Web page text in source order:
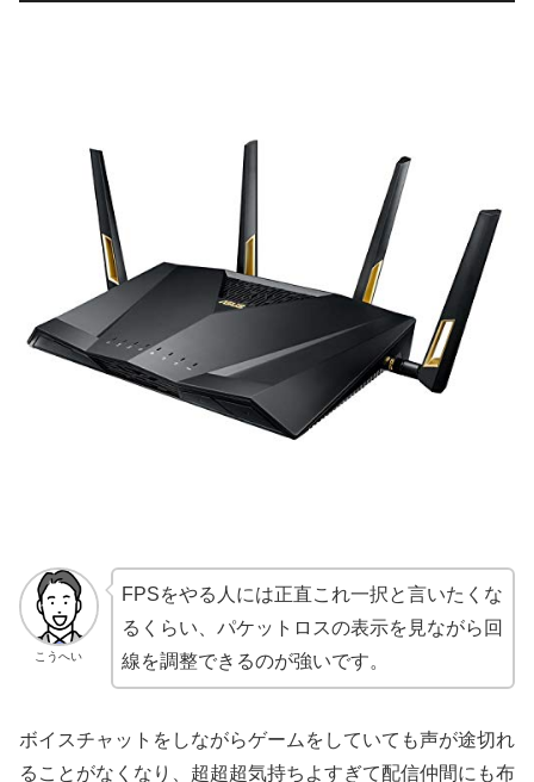
こうへい
FPSをやる人には正直これ一択と言いたくな
るくらい、パケットロスの表示を見ながら回
線を調整できるのが強いです。
ボイスチャットをしながらゲームをしていても声が途切れ
ることがなくなり、超超超気持ちよすぎて配信仲間にも布